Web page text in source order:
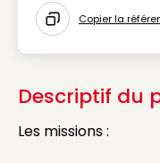
Icon copy to
Copier la
Descriptif du
Les missions :